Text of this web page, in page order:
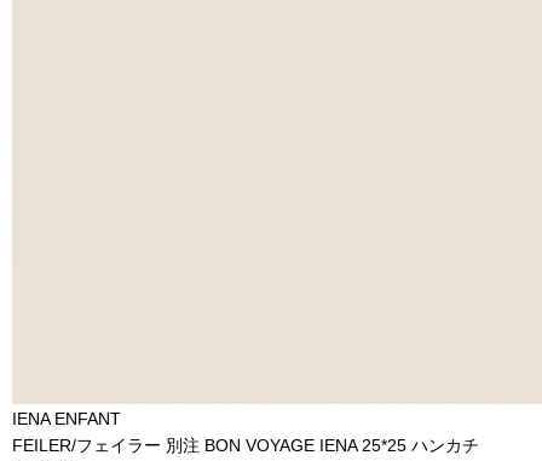
IENA ENFANT
FEILER/フェイラー 別注 BON VOYAGE IENA 25*25 ハンカチ